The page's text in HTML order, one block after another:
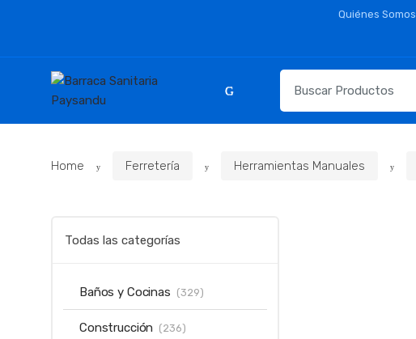
Quiénes Somos
para:
Home Ferretería Herramientas Manuales
Todas las categorías
Baños y Cocinas (329)
Construcción (236)